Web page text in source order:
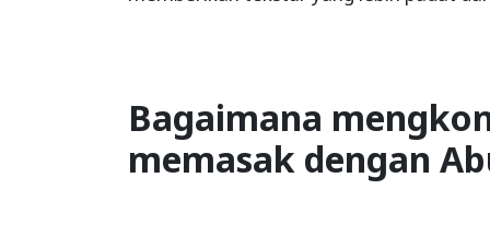
Bagaimana
memasak dengan